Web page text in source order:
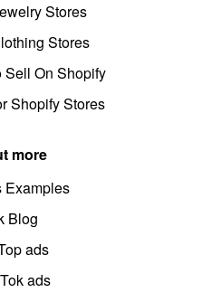
Stores
Stores
Sell On Shopify
Shopify Stores
more
Examples
Blog
ads
ads